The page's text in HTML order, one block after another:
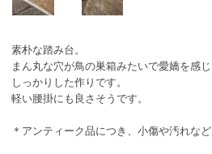
素朴な踏み台。
まん丸な穴が鳥の巣箱みたいで愛嬌を感じ
しっかりした作りです。
軽い腰掛にも良さそうです。
＊アンティーク品につき、小傷や汚れな